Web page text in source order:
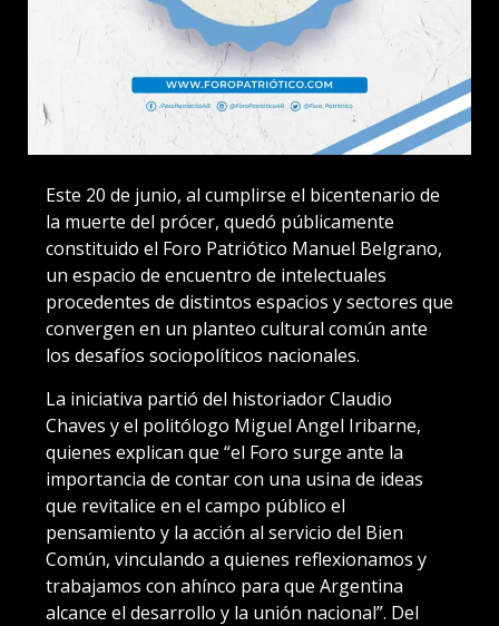
Este 20 de junio, al cumplirse el bicentenario de
la muerte del prócer, quedó públicamente
constituido el Foro Patriótico Manuel Belgrano,
un espacio de encuentro de intelectuales
procedentes de distintos espacios y sectores que
convergen en un planteo cultural común ante
los desafíos sociopolíticos nacionales.
La iniciativa partió del historiador Claudio
Chaves y el politólogo Miguel Angel Iribarne,
quienes explican que “el Foro surge ante la
importancia de contar con una usina de ideas
que revitalice en el campo público el
pensamiento y la acción al servicio del Bien
Común, vinculando a quienes reflexionamos y
trabajamos con ahínco para que Argentina
alcance el desarrollo y la unión nacional”. Del